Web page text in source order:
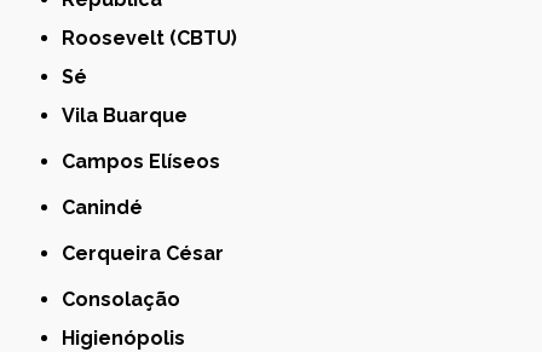
Roosevelt (CBTU)
Sé
Vila Buarque
Campos Elíseos
Canindé
Cerqueira César
Consolação
Higienópolis